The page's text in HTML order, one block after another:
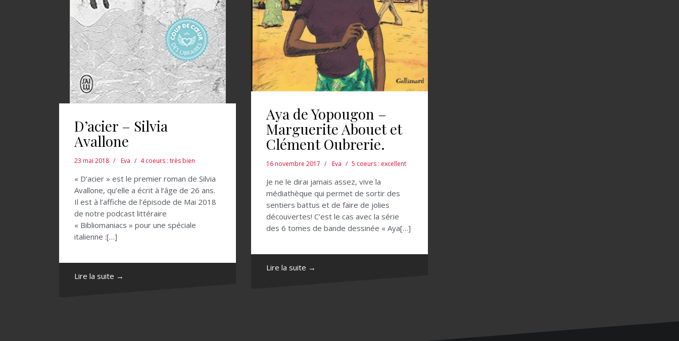
D’acier – Silvia
Avallone
23 mai 2018 Eva 4 coeurs : très bien
« D’acier » est le premier roman de Silvia
Avallone, qu’elle a écrit à l’âge de 26 ans.
Il est à l’affiche de l’épisode de Mai 2018
de notre podcast littéraire
« Bibliomaniacs » pour une spéciale
italienne :[…]
Lire la suite →
Aya de Yopougon –
Marguerite Abouet et
Clément Oubrerie.
16 novembre 2017 Eva 5 coeurs : excellent
Je ne le dirai jamais assez, vive la
médiathèque qui permet de sortir des
sentiers battus et de faire de jolies
découvertes! C’est le cas avec la série
des 6 tomes de bande dessinée « Aya[…]
Lire la suite →